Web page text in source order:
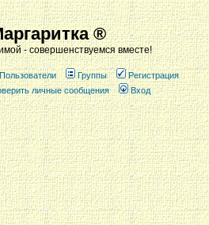
®
- совершенствуемся вместе!
Пользователи Группы
Регистрация
личные сообщения Вход